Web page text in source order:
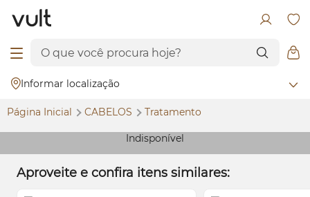
Informar localização
Página Inicial CABELOS Tratamento
Indisponível
Aproveite e confira itens similares: